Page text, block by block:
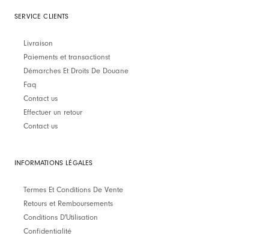
SERVICE CLIENTS
Livraison
Paiements et transactionst
Démarches Et Droits De Douane
Faq
Contact us
Effectuer un retour
Contact us
INFORMATIONS LÉGALES
Termes Et Conditions De Vente
Retours et Remboursements
Conditions D'Utilisation
Confidentialité